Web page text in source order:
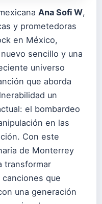
Ana Sofi W,
y prometedoras
en México,
sencillo y una
universo
que aborda
un
el bombardeo
en las
Con este
de Monterrey
transformar
que
una generación